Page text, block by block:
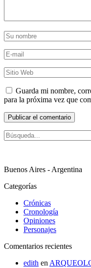
Guarda mi nombre,
para la próxima vez que
Buenos Aires - Argentina
Categorías
Crónicas
Cronología
Opiniones
Personajes
Comentarios recientes
edith en